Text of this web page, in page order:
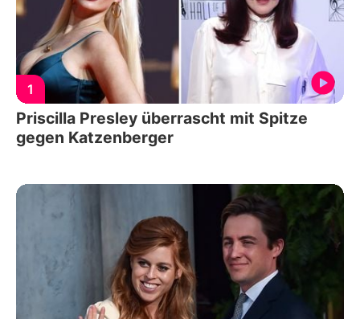
1
Priscilla Presley überrascht mit Spitze
gegen Katzenberger